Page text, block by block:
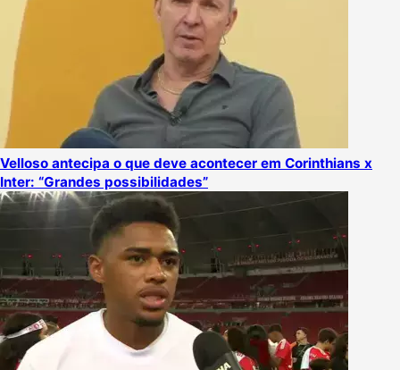
Velloso antecipa o que deve acontecer em Corinthians x
Inter: “Grandes possibilidades”